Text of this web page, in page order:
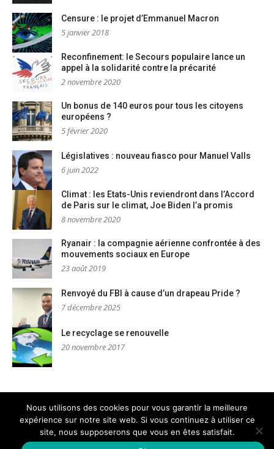
Censure : le projet d’Emmanuel Macron
5 janvier 2018
Reconfinement: le Secours populaire lance un
appel à la solidarité contre la précarité
2 novembre 2020
Un bonus de 140 euros pour tous les citoyens
européens ?
5 février 2020
Législatives : nouveau fiasco pour Manuel Valls
6 juin 2022
Climat : les Etats-Unis reviendront dans l’Accord
de Paris sur le climat, Joe Biden l’a promis
8 novembre 2020
Ryanair : la compagnie aérienne confrontée à des
mouvements sociaux en Europe
23 août 2019
Renvoyé du FBI à cause d’un drapeau Pride ?
7 décembre 2025
Le recyclage se renouvelle
20 novembre 2017
Mentions légales
Nous contacter
Copyright © AM Dignités - L'info sociale, solidaire et engagée–
Nous utilisons des cookies pour vous garantir la meilleure
expérience sur notre site web. Si vous continuez à utiliser ce
site, nous supposerons que vous en êtes satisfait.